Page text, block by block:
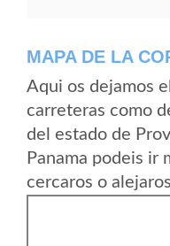
MAPA DE LA
Aqui os dejamos
carreteras como
del estado de
Panama podeis ir
cercaros o